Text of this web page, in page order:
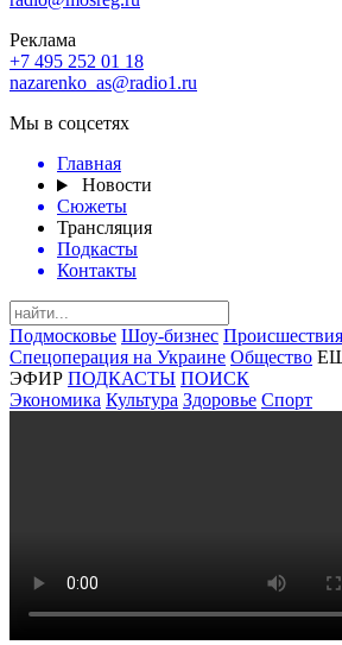
Реклама
+7 495 252 01 18
nazarenko_as@radio1.ru
Мы в соцсетях
Главная
Новости
Сюжеты
Трансляция
Подкасты
Контакты
Подмосковье Шоу-бизнес Происшествия
Спецоперация на Украине Общество
ЭФИР ПОДКАСТЫ ПОИСК
Экономика Культура Здоровье Спорт